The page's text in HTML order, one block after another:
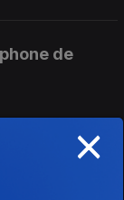
de
com
×